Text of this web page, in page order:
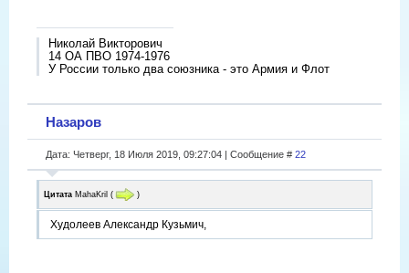
Николай Викторович
14 ОА ПВО 1974-1976
У России только два союзника - это Армия и Флот
Назаров
Дата: Четверг, 18 Июля 2019, 09:27:04 | Сообщение # 22
Цитата MahaKril ( )
Худолеев Александр Кузьмич,